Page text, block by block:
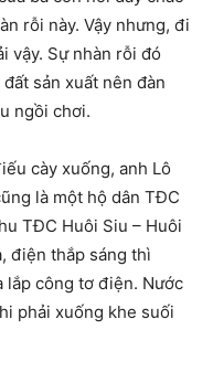
rỗi này. Vậy nhưng, đi
vậy. Sự nhàn rỗi đó
sản xuất nên đàn
ngồi chơi.
cày xuống, anh Lô
là một hộ dân TĐC
TĐC Huôi Siu – Huôi
điện thắp sáng thì
lắp công tơ điện. Nước
phải xuống khe suối